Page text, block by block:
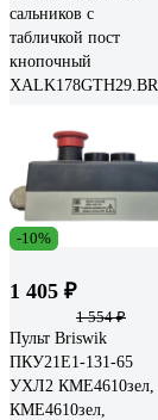
сальников с
табличкой пост
кнопочный
XALK178GTH29.BR
-10%
1 405 ₽
1 554 ₽
Пульт Briswik
ПКУ21Е1-131-65
УХЛ2 КМЕ4610зел,
КМЕ4610зел,